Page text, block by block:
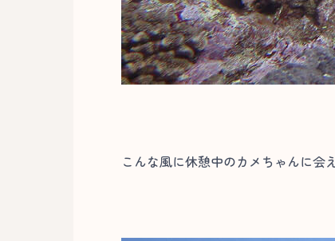
こんな風に休憩中のカメちゃんに会